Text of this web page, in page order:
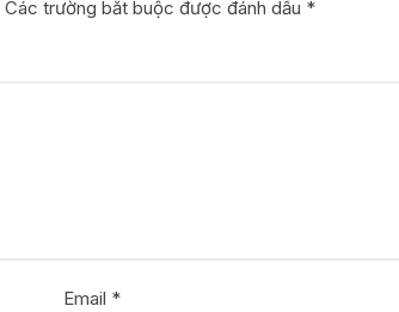
Các trường bắt buộc được đánh dấu *
Email *